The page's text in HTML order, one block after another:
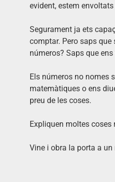
evident, estem
Segurament ja ets
comptar. Pero saps que
números? Saps que
Els números no nomes
matemàtiques o ens
preu de les coses.
Expliquen moltes coses
Vine i obra la porta a